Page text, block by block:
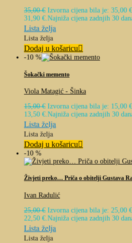
35,00€ Izvorna cijena bila je: 35,00
31,90 €.Najniža cijena zadnjih 30
Lista želja
Lista želja
Dodaj u košaricu
-10 %
Šokački memento
Viola Matagić - Šinka
15,00€ Izvorna cijena bila je: 15,00
13,50 €.Najniža cijena zadnjih 30
Lista želja
Lista želja
Dodaj u košaricu
-10 %
Živjeti preko… Priča o obitelji Gustava
Ivan Radulić
25,00€ Izvorna cijena bila je: 25,00 €.
22,50 €. Najniža cijena zadnjih 30
Lista želja
Lista želja